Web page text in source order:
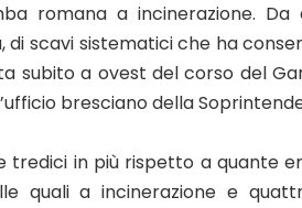
romana a incinerazione. Da
scavi sistematici che ha
subito a ovest del corso del
bresciano della
tredici in più rispetto a quante
quali a incinerazione e